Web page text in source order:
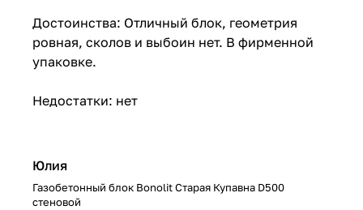
Достоинства: Отличный блок, геометрия
ровная, сколов и выбоин нет. В фирменной
упаковке.
Недостатки: нет
Юлия
Газобетонный блок Bonolit Старая Купавна D500
стеновой